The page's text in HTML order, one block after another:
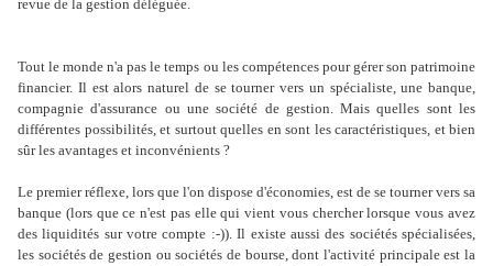
revue de la gestion déléguée.
Tout le monde n'a pas le temps ou les compétences pour gérer son patrimoine
financier. Il est alors naturel de se tourner vers un spécialiste, une banque,
compagnie d'assurance ou une société de gestion. Mais quelles sont les
différentes possibilités, et surtout quelles en sont les caractéristiques, et bien
sûr les avantages et inconvénients ?
Le premier réflexe, lors que l'on dispose d'économies, est de se tourner vers sa
banque (lors que ce n'est pas elle qui vient vous chercher lorsque vous avez
des liquidités sur votre compte :-)). Il existe aussi des sociétés spécialisées,
les sociétés de gestion ou sociétés de bourse, dont l'activité principale est la